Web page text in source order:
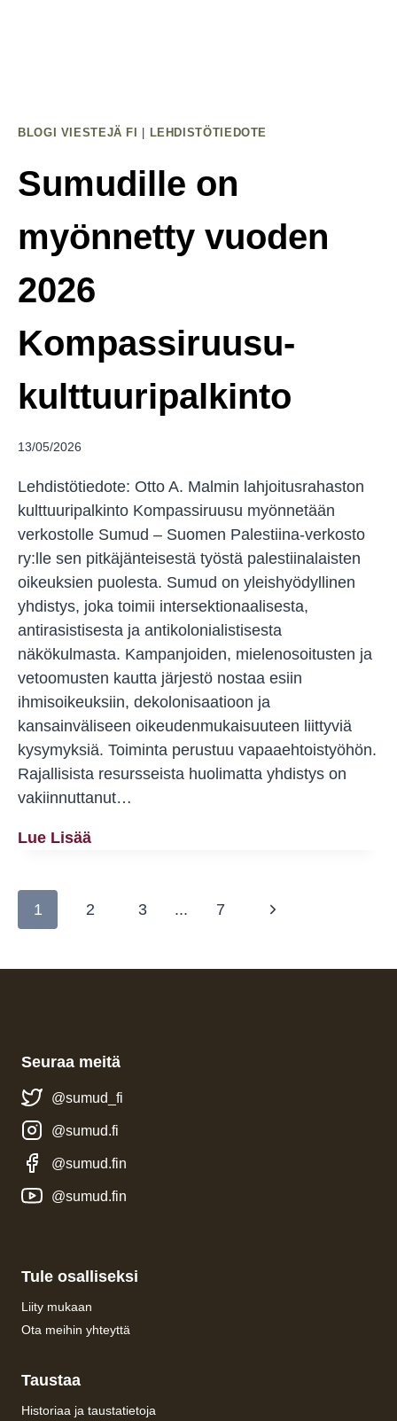
BLOGI VIESTEJÄ FI LEHDISTÖTIEDOTE
Sumudille on
myönnetty vuoden
2026
Kompassiruusu-
kulttuuripalkinto
13/05/2026
Lehdistötiedote: Otto A. Malmin lahjoitusrahaston
kulttuuripalkinto Kompassiruusu myönnetään
verkostolle Sumud – Suomen Palestiina-verkosto
ry:lle sen pitkäjänteisestä työstä palestiinalaisten
oikeuksien puolesta. Sumud on yleishyödyllinen
yhdistys, joka toimii intersektionaalisesta,
antirasistisesta ja antikolonialistisesta
näkökulmasta. Kampanjoiden, mielenosoitusten ja
vetoomusten kautta järjestö nostaa esiin
ihmisoikeuksiin, dekolonisaatioon ja
kansainväliseen oikeudenmukaisuuteen liittyviä
kysymyksiä. Toiminta perustuu vapaaehtoistyöhön.
Rajallisista resursseista huolimatta yhdistys on
vakiinnuttanut…
Lue LisääSumudille
Vuoden
Sivunavigointi
1 2 3 ... 7
Seuraava
Seuraa meitä
@sumud_fi
@sumud.fi
@sumud.fin
@sumud.fin
Tule osalliseksi
Liity mukaan
Ota meihin yhteyttä
Taustaa
Historiaa ja taustatietoja